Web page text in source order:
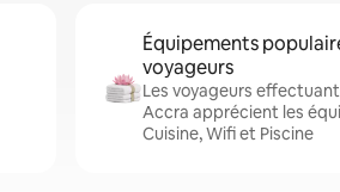
Équipements
voyageurs
Les voyageurs
Accra apprécient les
Cuisine, Wifi et Piscine